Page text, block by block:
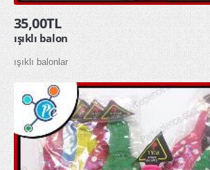
ÇOCUK HAVUZU ŞİŞME ÇOCUK HAVUZU
SQUİSHY TOPTAN SUKUŞİ
ŞAKA ÜRÜNLERİ
KAMPANYALAR
YENİ ÜRÜNLER
35,00TL
ışıklı balon
ışıklı balonlar